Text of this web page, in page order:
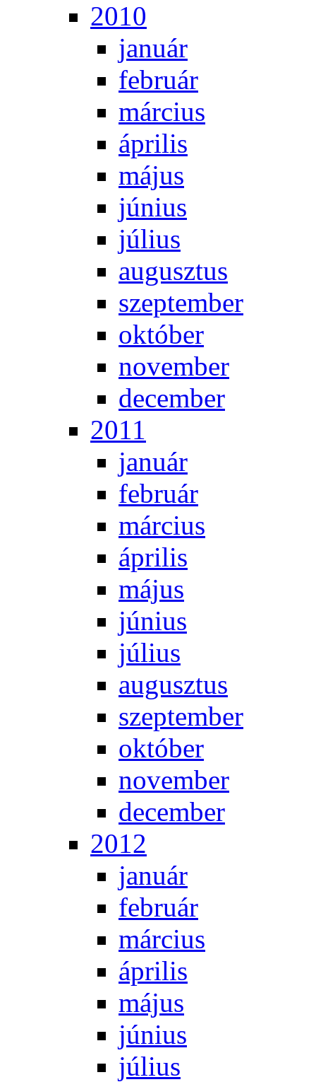
2010
ja­nu­ár
feb­ru­ár
már­ci­us
áp­ri­lis
má­jus
jú­ni­us
jú­li­us
au­gusz­tus
szep­tem­ber
ok­tó­ber
no­vem­ber
de­cem­ber
2011
ja­nu­ár
feb­ru­ár
már­ci­us
áp­ri­lis
má­jus
jú­ni­us
jú­li­us
au­gusz­tus
szep­tem­ber
ok­tó­ber
no­vem­ber
de­cem­ber
2012
ja­nu­ár
feb­ru­ár
már­ci­us
áp­ri­lis
má­jus
jú­ni­us
jú­li­us